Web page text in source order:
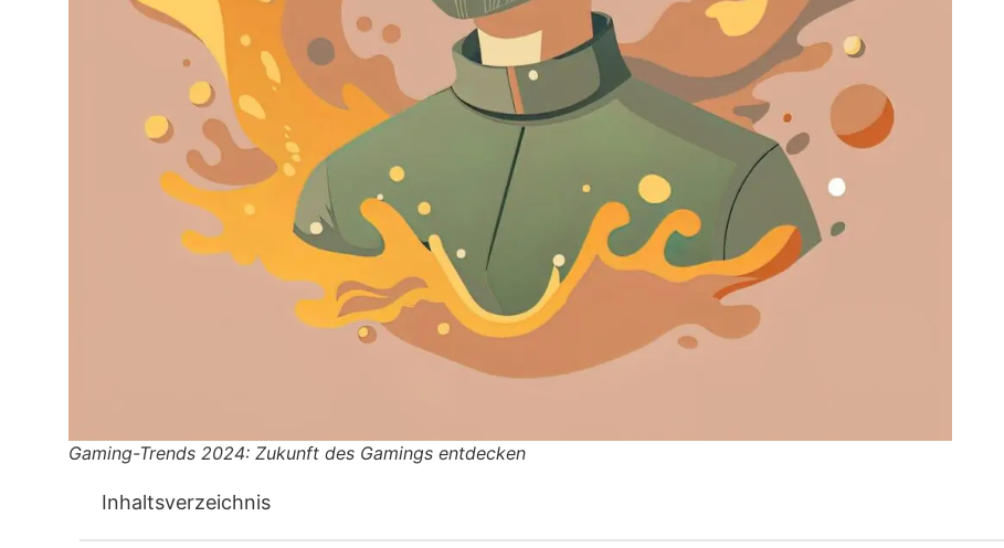
Gaming-Trends 2024: Zukunft des Gamings entdecken
Inhaltsverzeichnis